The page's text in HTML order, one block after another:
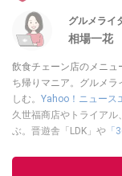
グルメライ
相場一花
飲食チェーン店のメニ
ち帰りマニア。グルメ
しむ。 Yahoo！ニュース
久世福商店やトライア
ぶ。晋遊舎「LDK」や 「
ルメライター、食の専門